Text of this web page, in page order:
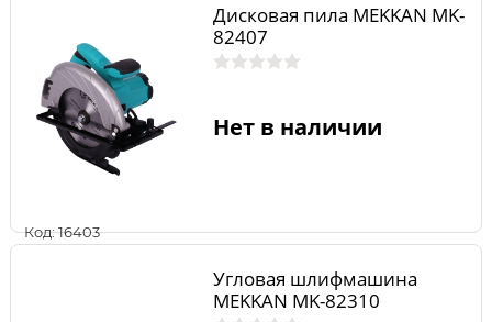
Код: 16403
Дисковая пила MEKKAN MK-
82407
Нет в наличии
Угловая шлифмашина
MEKKAN MK-82310